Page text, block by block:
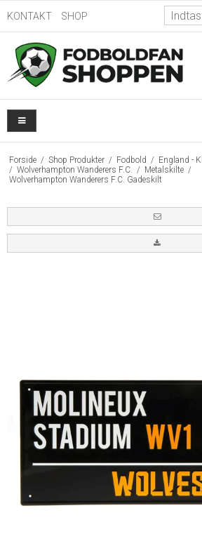
KONTAKT SHOP
Forside / Shop Produkter / Fodbold / England -
/ Wolverhampton Wanderers F.C. / Metalskilte /
Wolverhampton Wanderers F.C. Gadeskilt